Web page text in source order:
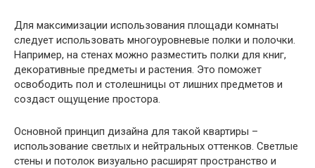
Для максимизации использования площади комнаты
следует использовать многоуровневые полки и полочки.
Например, на стенах можно разместить полки для книг,
декоративные предметы и растения. Это поможет
освободить пол и столешницы от лишних предметов и
создаст ощущение простора.
Основной принцип дизайна для такой квартиры –
использование светлых и нейтральных оттенков. Светлые
стены и потолок визуально расширят пространство и